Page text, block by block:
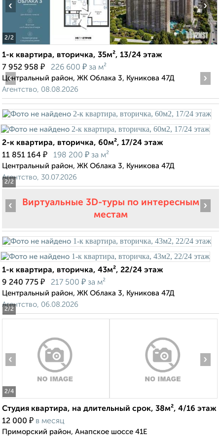
2/2
‹ ›
1-к квартира, вторичка, 35м², 13/24 этаж
7 952 958 ₽ 226 600 ₽ за м²
Центральный район, ЖК Облака 3, Куникова 47Д
Агентство, 08.08.2026
2/2
‹ ›
2-к квартира, вторичка, 60м², 17/24 этаж
11 851 164 ₽ 198 200 ₽ за м²
Центральный район, ЖК Облака 3, Куникова 47Д
Агентство, 30.07.2026
Виртуальные 3D-туры по интересным
местам
2/2
‹ ›
1-к квартира, вторичка, 43м², 22/24 этаж
9 240 775 ₽ 217 500 ₽ за м²
Центральный район, ЖК Облака 3, Куникова 47Д
Агентство, 06.08.2026
2/4
‹ ›
Студия квартира, на длительный срок, 38м², 4/16 этаж
12 000 ₽ в месяц
Приморский район, Анапское шоссе 41Е